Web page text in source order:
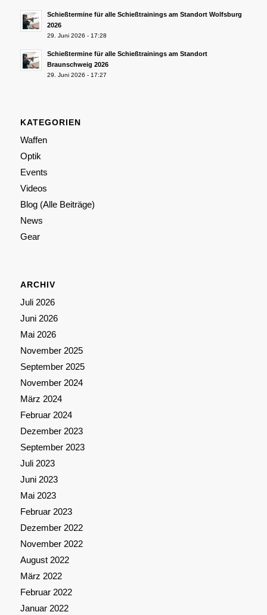
Schießtermine für alle Schießtrainings am Standort Wolfsburg
2026
29. Juni 2026 - 17:28
Schießtermine für alle Schießtrainings am Standort
Braunschweig 2026
29. Juni 2026 - 17:27
KATEGORIEN
Waffen
Optik
Events
Videos
Blog (Alle Beiträge)
News
Gear
ARCHIV
Juli 2026
Juni 2026
Mai 2026
November 2025
September 2025
November 2024
März 2024
Februar 2024
Dezember 2023
September 2023
Juli 2023
Juni 2023
Mai 2023
Februar 2023
Dezember 2022
November 2022
August 2022
März 2022
Februar 2022
Januar 2022